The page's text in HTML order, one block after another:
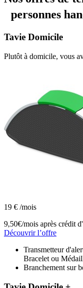
personnes
Tavie Domicile
Plutôt à domicile, vous
19 € /mois
9,50€/mois après crédit
Découvrir l’offre
Transmetteur
Bracelet ou
Branchement sur